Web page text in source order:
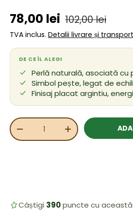
Preț de vânzare
78,00 lei Preț obișnuit
102,00 lei
TVA inclus. Detalii livrare și
DE CE ÎL ALEGI
Perlă naturală, asociată cu
Simbol pește, legat de
Finisaj placat argintiu,
Cant.
REDUCEȚI CANTITATEA
MĂRIȚI
Câștigi 390puncte cu